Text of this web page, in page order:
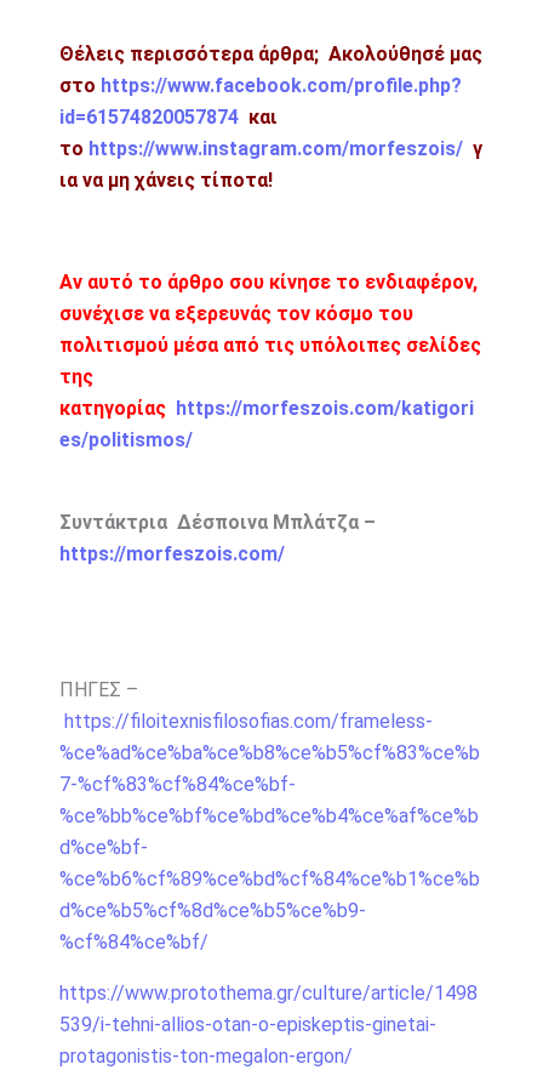
Θέλεις περισσότερα άρθρα; Ακολούθησέ μας
στο https://www.facebook.com/profile.php?
id=61574820057874 και
το https://www.instagram.com/morfeszois/ γ
ια να μη χάνεις τίποτα!
Αν αυτό το άρθρο σου κίνησε το ενδιαφέρον,
συνέχισε να εξερευνάς τον κόσμο του
πολιτισμού μέσα από τις υπόλοιπες σελίδες
της
κατηγορίας https://morfeszois.com/katigori
es/politismos/
Συντάκτρια Δέσποινα Μπλάτζα –
https://morfeszois.com/
ΠΗΓΕΣ –
https://filoitexnisfilosofias.com/frameless-
%ce%ad%ce%ba%ce%b8%ce%b5%cf%83%ce%b
7-%cf%83%cf%84%ce%bf-
%ce%bb%ce%bf%ce%bd%ce%b4%ce%af%ce%b
d%ce%bf-
%ce%b6%cf%89%ce%bd%cf%84%ce%b1%ce%b
d%ce%b5%cf%8d%ce%b5%ce%b9-
%cf%84%ce%bf/
https://www.protothema.gr/culture/article/1498
539/i-tehni-allios-otan-o-episkeptis-ginetai-
protagonistis-ton-megalon-ergon/